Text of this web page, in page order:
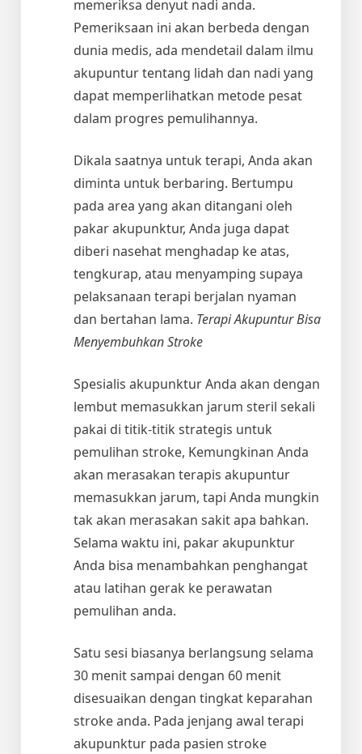
memeriksa denyut nadi anda.
Pemeriksaan ini akan berbeda dengan
dunia medis, ada mendetail dalam ilmu
akupuntur tentang lidah dan nadi yang
dapat memperlihatkan metode pesat
dalam progres pemulihannya.
Dikala saatnya untuk terapi, Anda akan
diminta untuk berbaring. Bertumpu
pada area yang akan ditangani oleh
pakar akupunktur, Anda juga dapat
diberi nasehat menghadap ke atas,
tengkurap, atau menyamping supaya
pelaksanaan terapi berjalan nyaman
dan bertahan lama. Terapi Akupuntur Bisa
Menyembuhkan Stroke
Spesialis akupunktur Anda akan dengan
lembut memasukkan jarum steril sekali
pakai di titik-titik strategis untuk
pemulihan stroke, Kemungkinan Anda
akan merasakan terapis akupuntur
memasukkan jarum, tapi Anda mungkin
tak akan merasakan sakit apa bahkan.
Selama waktu ini, pakar akupunktur
Anda bisa menambahkan penghangat
atau latihan gerak ke perawatan
pemulihan anda.
Satu sesi biasanya berlangsung selama
30 menit sampai dengan 60 menit
disesuaikan dengan tingkat keparahan
stroke anda. Pada jenjang awal terapi
akupunktur pada pasien stroke